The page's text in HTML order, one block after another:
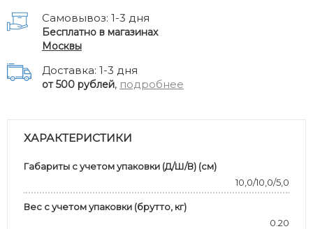
Самовывоз: 1-3 дня
Бесплатно в магазинах
Москвы
Доставка: 1-3 дня
от 500 рублей, подробнее
ХАРАКТЕРИСТИКИ
Габариты с учетом упаковки (Д/Ш/В) (см)
10,0/10,0/5,0
Вес с учетом упаковки (брутто, кг)
0.20